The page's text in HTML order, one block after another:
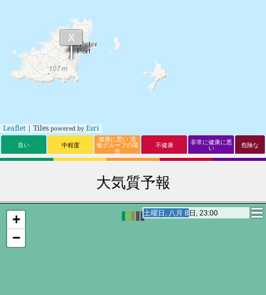
Leaflet | Tiles powered by Esri
良い 中程度
健康に悪い 過
敏グループの場
合
不健康 非常に健康に悪
い 危険な
大気質予報
日曜日, 八月 9日, 18:00
日曜日, 八月 9日, 18:00
+
−